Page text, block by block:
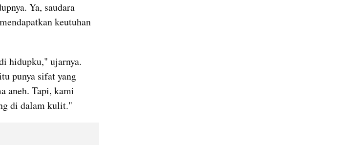
Ya, saudara
keutuhan
hidupku," ujarnya.
punya sifat yang
aneh. Tapi, kami
di dalam kulit."